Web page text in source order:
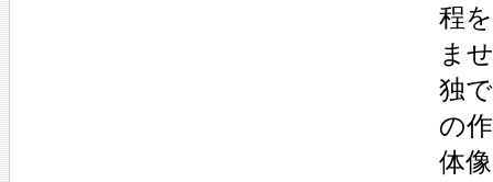
程
ま
独
の
体